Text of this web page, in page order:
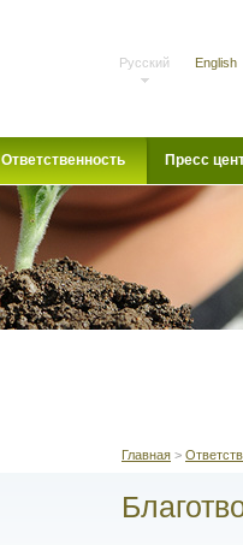
Русский English
Ответственность Пресс
Главная >